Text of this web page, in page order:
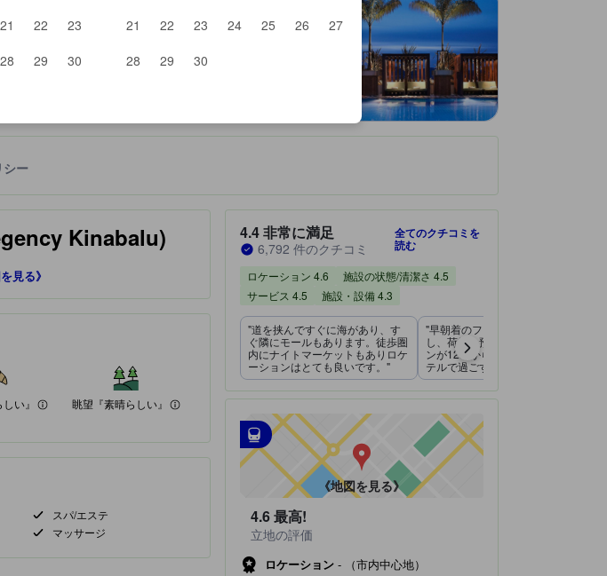
21 22
23
28 29
30
21
22 23 24 25 26
27
28
29 30
シー
Kinabalu)
快適さや客室のレベルを示すものです。
見る》
評価・高いクチコミスコアを獲得しており大変人気です。
ありロケーションはとても良いです。"
まる1日ホテルで過ごす事ができた。"
い』
でした！！"
眺望『素晴らしい』
スパ/エステ
マッサージ
宿泊施設のクチコミスコア：4.4 / 5 非常に満足 6,792 件のクチコミ
4.4非常に満足
6,792 件のクチコミ
全てのクチコミを
読む
ロケーション 4.6
施設の状態/清潔さ 4.5
サービス 4.5
施設・設備 4.3
"道を挟んですぐに海があり、す
ぐ隣にモールもあります。徒歩圏
内にナイトマーケットもありロケ
ーションはとても良いです。"
"早朝着のフライトで7時前に到着
し、荷物を預けられてチェックイ
ンが12時からで、まるまる1日ホ
テルで過ごす事ができた。"
tooltip
最寄の交通機関
• 最寄の駅：シティ (南) バスターミナル（距離1.6km）
《地図を見る》
4.6最高!
立地の評価
ロケーション -
（市内中心地）